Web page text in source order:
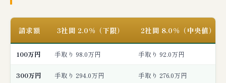
請求額 3社間 2.0%（下限） 2社間 8.0%（中央値）
100万円 手取り 98.0万円 手取り 92.0万円
300万円 手取り 294.0万円 手取り 276.0万円